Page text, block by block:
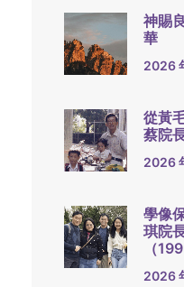
神賜
華
2026
從黃
蔡院
2026
學像
琪院
（
2026